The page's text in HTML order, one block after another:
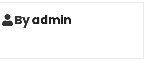
Byadmin